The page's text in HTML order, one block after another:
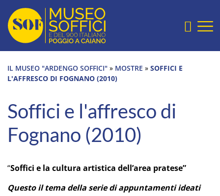
Home Page
Sezione salto blocchi
Vai alla testata del sito
Vai alla sezione slide
Vai alla sezione mostre e collezioni
Vai alla sezione ultimi eventi
Vai alla sezione archivio digitale
IL MUSEO "ARDENGO SOFFICI" » MOSTRE » SOFFICI E
L'AFFRESCO DI FOGNANO (2010)
Soffici e l'affresco di
Fognano (2010)
“Soffici e la cultura artistica dell’area pratese”
Questo il tema della serie di appuntamenti ideati